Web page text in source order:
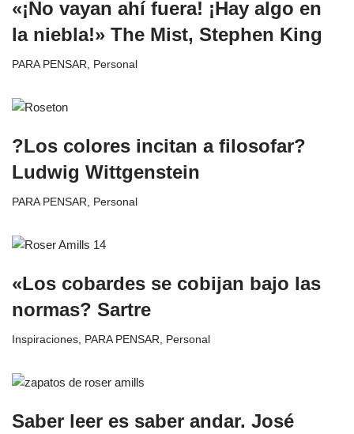
«¡No vayan ahí fuera! ¡Hay algo en
la niebla!» The Mist, Stephen King
PARA PENSAR, Personal
?Los colores incitan a filosofar?
Ludwig Wittgenstein
PARA PENSAR, Personal
«Los cobardes se cobijan bajo las
normas? Sartre
Inspiraciones, PARA PENSAR, Personal
Saber leer es saber andar. José